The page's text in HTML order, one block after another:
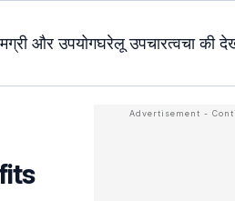
और उपयोगघरेलू उपचारत्वचा की